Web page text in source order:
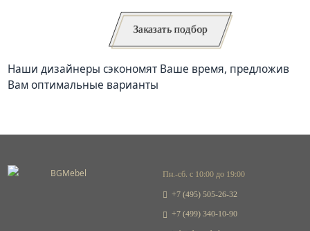
Заказать подбор
Наши дизайнеры сэкономят Ваше время, предложив
Вам оптимальные варианты
Пн.-сб. с 10:00 до 19:00
+7 (495) 505-26-32
+7 (499) 340-10-90